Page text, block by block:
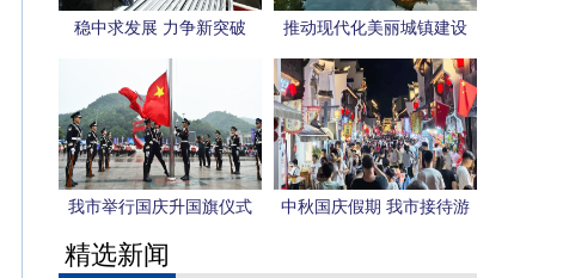
稳中求发展 力争新突破
推动现代化美丽城镇建设
绘就人文环境美丽画卷
我市举行国庆升国旗仪式
中秋国庆假期 我市接待游
精选新闻